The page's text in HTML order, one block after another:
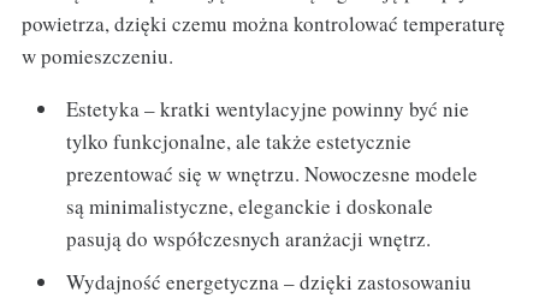
powietrza, dzięki czemu można kontrolować temperaturę
w pomieszczeniu.
Estetyka – kratki wentylacyjne powinny być nie
tylko funkcjonalne, ale także estetycznie
prezentować się w wnętrzu. Nowoczesne modele
są minimalistyczne, eleganckie i doskonale
pasują do współczesnych aranżacji wnętrz.
Wydajność energetyczna – dzięki zastosowaniu